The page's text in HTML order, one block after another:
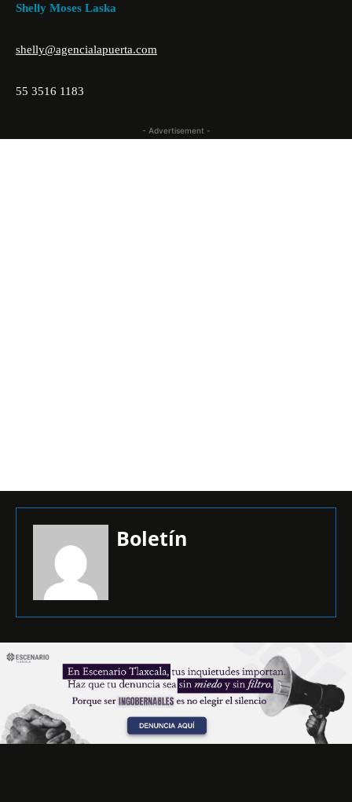
Shelly Moses Laska
shelly@agencialapuerta.com
55 3516 1183
- Advertisement -
Boletín